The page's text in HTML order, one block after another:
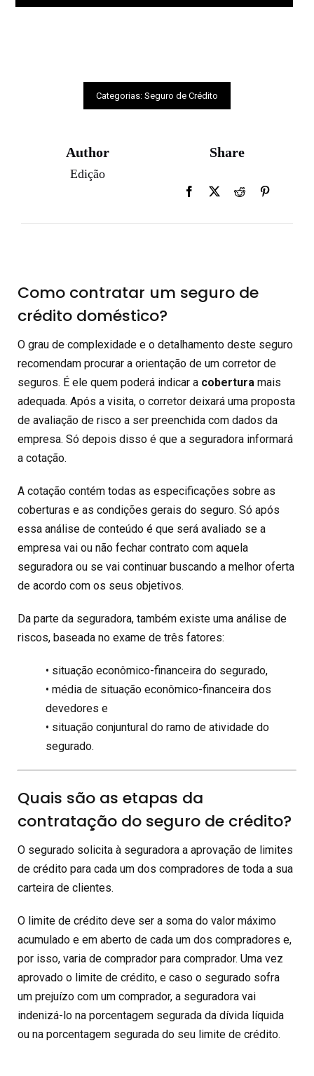
Categorias: Seguro de Crédito
Author
Edição
Share
Como contratar um seguro de
crédito doméstico?
O grau de complexidade e o detalhamento deste seguro
recomendam procurar a orientação de um corretor de
seguros. É ele quem poderá indicar a cobertura mais
adequada. Após a visita, o corretor deixará uma proposta
de avaliação de risco a ser preenchida com dados da
empresa. Só depois disso é que a seguradora informará
a cotação.
A cotação contém todas as especificações sobre as
coberturas e as condições gerais do seguro. Só após
essa análise de conteúdo é que será avaliado se a
empresa vai ou não fechar contrato com aquela
seguradora ou se vai continuar buscando a melhor oferta
de acordo com os seus objetivos.
Da parte da seguradora, também existe uma análise de
riscos, baseada no exame de três fatores:
• situação econômico-financeira do segurado,
• média de situação econômico-financeira dos
devedores e
• situação conjuntural do ramo de atividade do
segurado.
Quais são as etapas da
contratação do seguro de crédito?
O segurado solicita à seguradora a aprovação de limites
de crédito para cada um dos compradores de toda a sua
carteira de clientes.
O limite de crédito deve ser a soma do valor máximo
acumulado e em aberto de cada um dos compradores e,
por isso, varia de comprador para comprador. Uma vez
aprovado o limite de crédito, e caso o segurado sofra
um prejuízo com um comprador, a seguradora vai
indenizá-lo na porcentagem segurada da dívida líquida
ou na porcentagem segurada do seu limite de crédito.